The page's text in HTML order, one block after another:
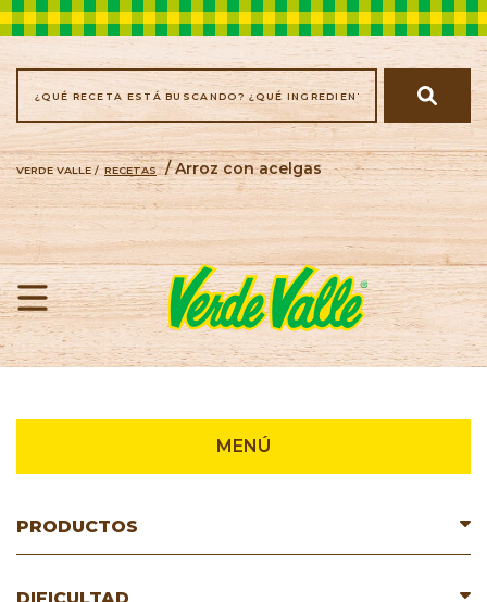
VERDE VALLE / RECETAS / Arroz con acelgas
MENÚ
PRODUCTOS